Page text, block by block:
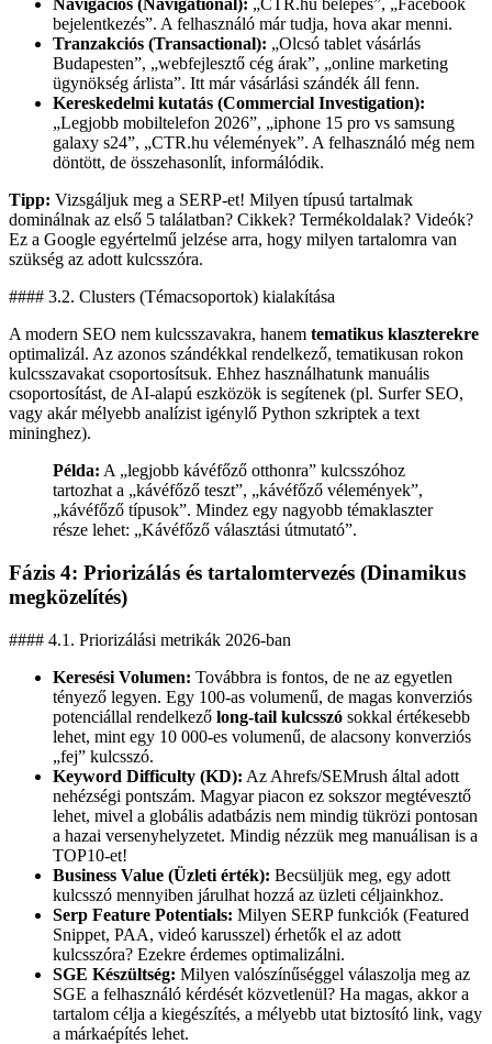
Navigációs (Navigational): „CTR.hu belépés”, „Facebook
bejelentkezés”. A felhasználó már tudja, hova akar menni.
Tranzakciós (Transactional): „Olcsó tablet vásárlás
Budapesten”, „webfejlesztő cég árak”, „online marketing
ügynökség árlista”. Itt már vásárlási szándék áll fenn.
Kereskedelmi kutatás (Commercial Investigation):
„Legjobb mobiltelefon 2026”, „iphone 15 pro vs samsung
galaxy s24”, „CTR.hu vélemények”. A felhasználó még nem
döntött, de összehasonlít, informálódik.
Tipp: Vizsgáljuk meg a SERP-et! Milyen típusú tartalmak
dominálnak az első 5 találatban? Cikkek? Termékoldalak? Videók?
Ez a Google egyértelmű jelzése arra, hogy milyen tartalomra van
szükség az adott kulcsszóra.
#### 3.2. Clusters (Témacsoportok) kialakítása
A modern SEO nem kulcsszavakra, hanem tematikus klaszterekre
optimalizál. Az azonos szándékkal rendelkező, tematikusan rokon
kulcsszavakat csoportosítsuk. Ehhez használhatunk manuális
csoportosítást, de AI-alapú eszközök is segítenek (pl. Surfer SEO,
vagy akár mélyebb analízist igénylő Python szkriptek a text
mininghez).
Példa: A „legjobb kávéfőző otthonra” kulcsszóhoz
tartozhat a „kávéfőző teszt”, „kávéfőző vélemények”,
„kávéfőző típusok”. Mindez egy nagyobb témaklaszter
része lehet: „Kávéfőző választási útmutató”.
Fázis 4: Priorizálás és tartalomtervezés (Dinamikus
megközelítés)
#### 4.1. Priorizálási metrikák 2026-ban
Keresési Volumen: Továbbra is fontos, de ne az egyetlen
tényező legyen. Egy 100-as volumenű, de magas konverziós
potenciállal rendelkező long-tail kulcsszó sokkal értékesebb
lehet, mint egy 10 000-es volumenű, de alacsony konverziós
„fej” kulcsszó.
Keyword Difficulty (KD): Az Ahrefs/SEMrush által adott
nehézségi pontszám. Magyar piacon ez sokszor megtévesztő
lehet, mivel a globális adatbázis nem mindig tükrözi pontosan
a hazai versenyhelyzetet. Mindig nézzük meg manuálisan is a
TOP10-et!
Business Value (Üzleti érték): Becsüljük meg, egy adott
kulcsszó mennyiben járulhat hozzá az üzleti céljainkhoz.
Serp Feature Potentials: Milyen SERP funkciók (Featured
Snippet, PAA, videó karusszel) érhetők el az adott
kulcsszóra? Ezekre érdemes optimalizálni.
SGE Készültség: Milyen valószínűséggel válaszolja meg az
SGE a felhasználó kérdését közvetlenül? Ha magas, akkor a
tartalom célja a kiegészítés, a mélyebb utat biztosító link, vagy
a márkaépítés lehet.